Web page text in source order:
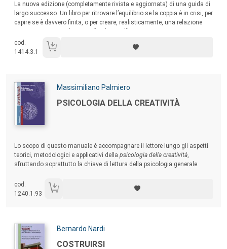
La nuova edizione (completamente rivista e aggiornata) di una guida di
largo successo. Un libro per ritrovare l’equilibrio se la coppia è in crisi, per
capire se è davvero finita, o per creare, realisticamente, una relazione
cod.
1414.3.1
Autori:
Massimiliano Palmiero
Titolo:
PSICOLOGIA DELLA CREATIVITÀ
Lo scopo di questo manuale è accompagnare il lettore lungo gli aspetti
teorici, metodologici e applicativi della psicologia della creatività
sfruttando soprattutto la chiave di lettura della psicologia generale.
cod.
1240.1.93
Autori:
Bernardo Nardi
Titolo:
COSTRUIRSI